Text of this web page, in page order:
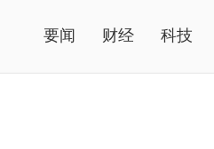
要闻 财经 科技